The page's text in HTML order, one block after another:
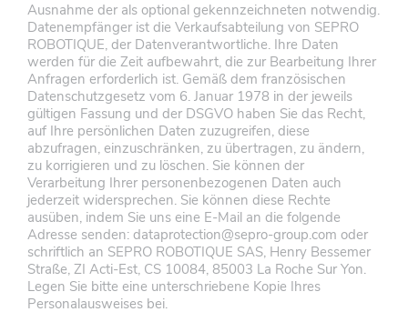
Ausnahme der als optional gekennzeichneten notwendig.
Datenempfänger ist die Verkaufsabteilung von SEPRO
ROBOTIQUE, der Datenverantwortliche. Ihre Daten
werden für die Zeit aufbewahrt, die zur Bearbeitung Ihrer
Anfragen erforderlich ist. Gemäß dem französischen
Datenschutzgesetz vom 6. Januar 1978 in der jeweils
gültigen Fassung und der DSGVO haben Sie das Recht,
auf Ihre persönlichen Daten zuzugreifen, diese
abzufragen, einzuschränken, zu übertragen, zu ändern,
zu korrigieren und zu löschen. Sie können der
Verarbeitung Ihrer personenbezogenen Daten auch
jederzeit widersprechen. Sie können diese Rechte
ausüben, indem Sie uns eine E-Mail an die folgende
Adresse senden: dataprotection@sepro-group.com oder
schriftlich an SEPRO ROBOTIQUE SAS, Henry Bessemer
Straße, ZI Acti-Est, CS 10084, 85003 La Roche Sur Yon.
Legen Sie bitte eine unterschriebene Kopie Ihres
Personalausweises bei.